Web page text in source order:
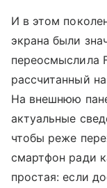
И в этом
экрана были
переосмыслила
рассчитанный
На внешнюю
актуальные
чтобы реже
смартфон ради
простая: если